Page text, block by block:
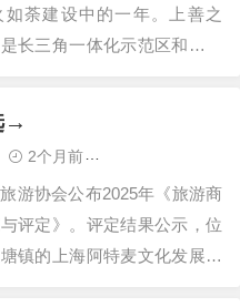
如荼建设中的一年。上善之
长三角一体化示范区和虹桥
翼，轨交17号线嘉松中路站
铁直达虹桥枢纽，作为长三
集聚的先行标杆示范园，将重
术、人工智能、生命健康、
→
2个月前
游协会公布2025年《旅游商
评定》。评定结果公示，位
镇的上海阿特麦文化发展有